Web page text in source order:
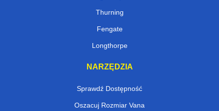
Thurning
Fengate
Longthorpe
NARZĘDZIA
Sprawdź Dostępność
Oszacuj Rozmiar Vana